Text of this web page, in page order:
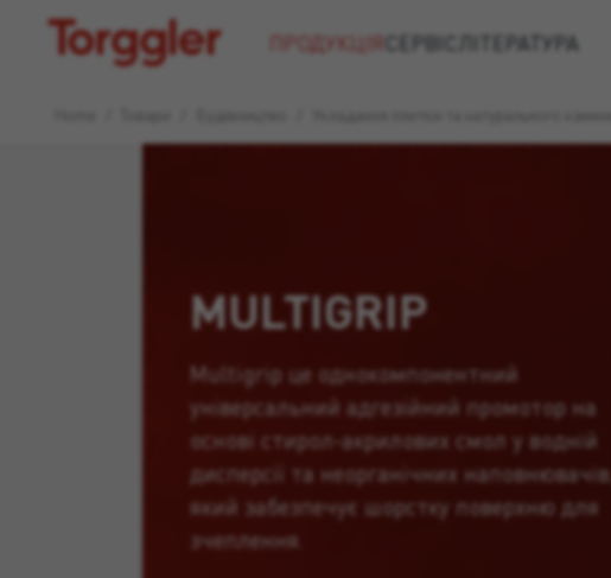
Torggler ПРОДУКЦІЯ СЕРВІС ЛІТЕРАТУРА
MULTIGRIP
Multigrip це однокомпонентний
універсальний адгезійний промотор на
основі стирол-акрилових смол у водній
дисперсії та неорганічних наповнювачів,
який забезпечує шорстку поверхню для
зчеплення.